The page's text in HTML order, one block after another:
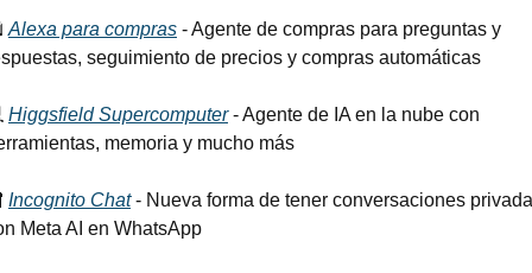
Alexa para compras - Agente de compras para preguntas y
seguimiento de precios y compras automáticas
Higgsfield Supercomputer - Agente de IA en la nube con
memoria y mucho más
Incognito Chat - Nueva forma de tener conversaciones
Meta AI en WhatsApp